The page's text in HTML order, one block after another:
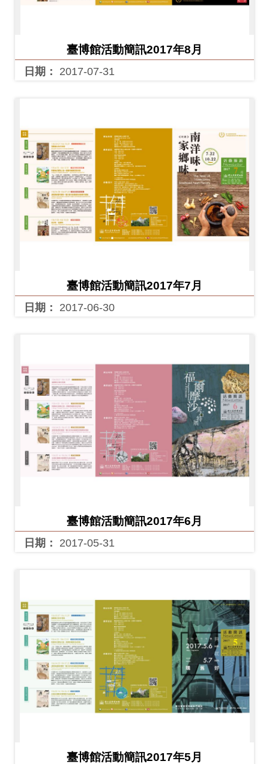
臺博館活動簡訊2017年8月
日期： 2017-07-31
臺博館活動簡訊2017年7月
日期： 2017-06-30
臺博館活動簡訊2017年6月
日期： 2017-05-31
臺博館活動簡訊2017年5月